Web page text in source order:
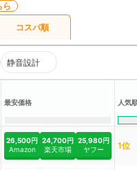
ら
コスパ順
静音設計
最安価格 人気
26,500円
Amazon
24,700円
楽天市場
25,980円
ヤフー
1位